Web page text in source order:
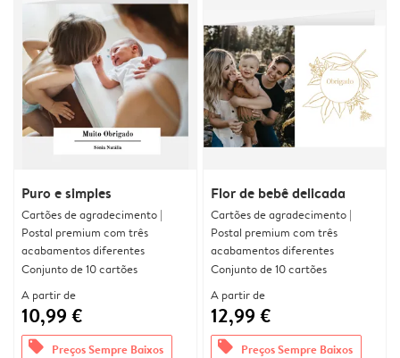
Puro e simples
Cartões de agradecimento |
Postal premium com três
acabamentos diferentes
Conjunto de 10 cartões
A partir de
10,99 €
offers Preços Sempre Baixos
Flor de bebê delicada
Cartões de agradecimento |
Postal premium com três
acabamentos diferentes
Conjunto de 10 cartões
A partir de
12,99 €
offers Preços Sempre Baixos